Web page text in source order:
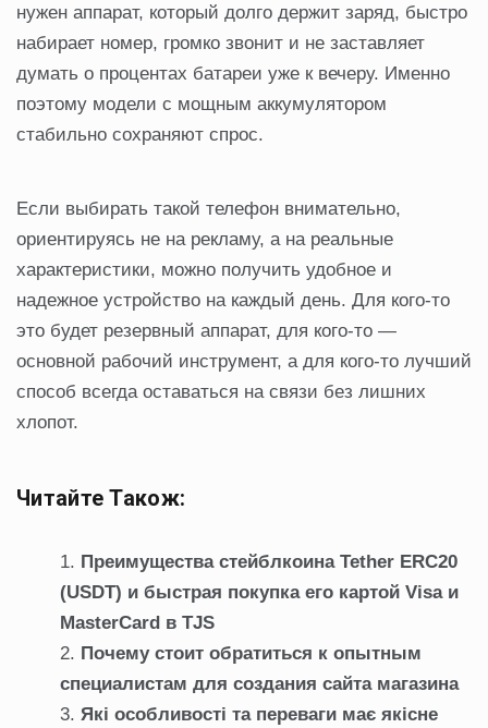
нужен аппарат, который долго держит заряд, быстро
набирает номер, громко звонит и не заставляет
думать о процентах батареи уже к вечеру. Именно
поэтому модели с мощным аккумулятором
стабильно сохраняют спрос.
Если выбирать такой телефон внимательно,
ориентируясь не на рекламу, а на реальные
характеристики, можно получить удобное и
надежное устройство на каждый день. Для кого-то
это будет резервный аппарат, для кого-то —
основной рабочий инструмент, а для кого-то лучший
способ всегда оставаться на связи без лишних
хлопот.
Читайте Також:
Преимущества стейблкоина Tether ERC20
(USDT) и быстрая покупка его картой Visa и
MasterCard в TJS
Почему стоит обратиться к опытным
специалистам для создания сайта магазина
Які особливості та переваги має якісне